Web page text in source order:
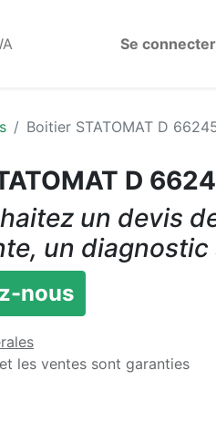
Se connecter
Boitier STATOMAT D
D
un devis
un diagnostic
nous
les ventes sont garanties